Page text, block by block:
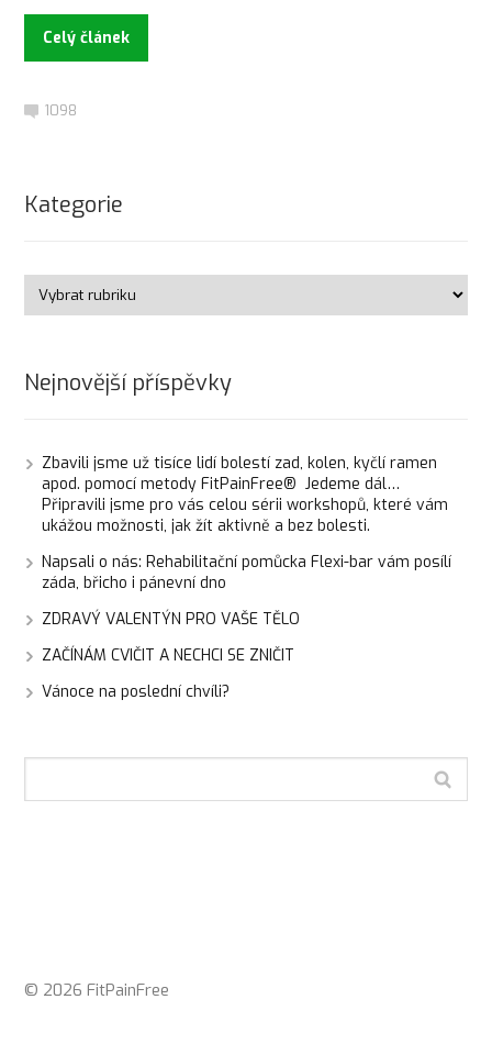
Celý článek
1098
Kategorie
Nejnovější příspěvky
Zbavili jsme už tisíce lidí bolestí zad, kolen, kyčlí ramen
apod. pomocí metody FitPainFree® Jedeme dál…
Připravili jsme pro vás celou sérii workshopů, které vám
ukážou možnosti, jak žít aktivně a bez bolesti.
Napsali o nás: Rehabilitační pomůcka Flexi-bar vám posílí
záda, břicho i pánevní dno
ZDRAVÝ VALENTÝN PRO VAŠE TĚLO
ZAČÍNÁM CVIČIT A NECHCI SE ZNIČIT
Vánoce na poslední chvíli?
© 2026 FitPainFree